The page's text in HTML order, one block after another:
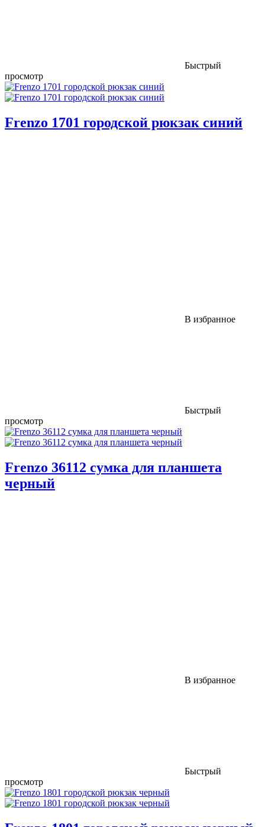
Быстрый
просмотр
Frenzo 1701 городской рюкзак синий
В избранное
Быстрый
просмотр
Frenzo 36112 сумка для планшета
черный
В избранное
Быстрый
просмотр